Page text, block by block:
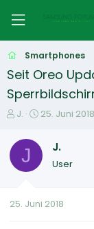
Smartphones
Seit Oreo
E
s
e
e
J.
E
t
e
t
25. Juni 2018
J J.
User
25. Juni 2018